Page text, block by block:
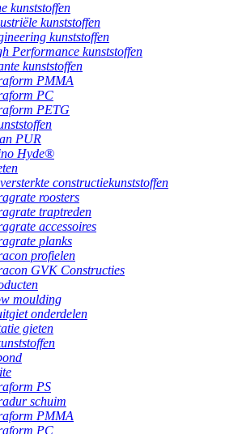
kunststoffen
kunststoffen
kunststoffen
Performance kunststoffen
kunststoffen
PMMA
PC
PETG
PUR
Hyde®
constructiekunststoffen
roosters
traptreden
accessoires
planks
profielen
GVK Constructies
moulding
onderdelen
gieten
PS
schuim
PMMA
PC